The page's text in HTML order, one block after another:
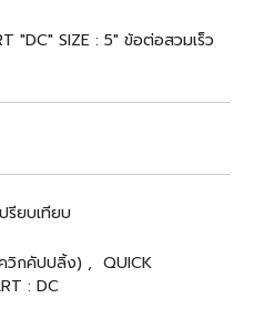
"DC" SIZE : 5" ข้อต่อสวมเร็ว
รียบเทียบ
วิกคัปปลิ้ง) , QUICK
: DC